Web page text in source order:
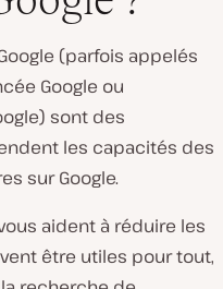
(parfois appelés
Google ou
) sont des
les capacités des
sur Google.
aident à réduire les
être utiles pour tout,